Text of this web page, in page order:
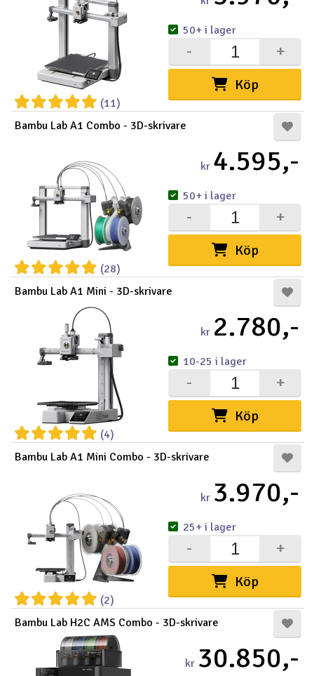
(11)
Köp
+
-
50+ i lager
Bambu Lab A1 Combo - 3D-skrivare
(28)
kr 4.595,-
Köp
+
-
50+ i lager
Bambu Lab A1 Mini - 3D-skrivare
(4)
kr 2.780,-
Köp
+
-
10-25 i lager
Bambu Lab A1 Mini Combo - 3D-skrivare
(2)
kr 3.970,-
Köp
+
-
25+ i lager
Bambu Lab H2C AMS Combo - 3D-skrivare
kr 30.850,-